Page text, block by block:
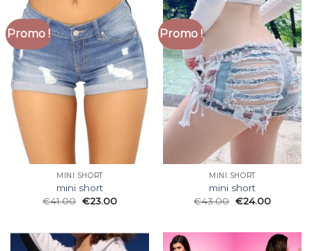
Promo !
MINI SHORT
mini short
€41.00 €23.00
Promo !
MINI SHORT
mini short
€43.00 €24.00